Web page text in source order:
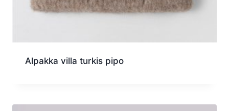
Alpakka villa turkis pipo